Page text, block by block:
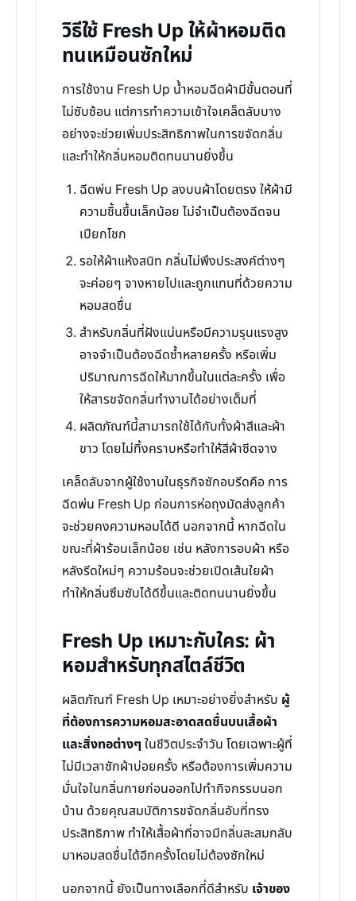
วิธีใช้ Fresh Up ให้ผ้าหอมติด
ทนเหมือนซักใหม่
การใช้งาน Fresh Up น้ำหอมฉีดผ้ามีขั้นตอนที่
ไม่ซับซ้อน แต่การทำความเข้าใจเคล็ดลับบาง
อย่างจะช่วยเพิ่มประสิทธิภาพในการขจัดกลิ่น
และทำให้กลิ่นหอมติดทนนานยิ่งขึ้น
ฉีดพ่น Fresh Up ลงบนผ้าโดยตรง ให้ผ้ามี
ความชื้นขึ้นเล็กน้อย ไม่จำเป็นต้องฉีดจน
เปียกโชก
รอให้ผ้าแห้งสนิท กลิ่นไม่พึงประสงค์ต่างๆ
จะค่อยๆ จางหายไปและถูกแทนที่ด้วยความ
หอมสดชื่น
สำหรับกลิ่นที่ฝังแน่นหรือมีความรุนแรงสูง
อาจจำเป็นต้องฉีดซ้ำหลายครั้ง หรือเพิ่ม
ปริมาณการฉีดให้มากขึ้นในแต่ละครั้ง เพื่อ
ให้สารขจัดกลิ่นทำงานได้อย่างเต็มที่
ผลิตภัณฑ์นี้สามารถใช้ได้กับทั้งผ้าสีและผ้า
ขาว โดยไม่ทิ้งคราบหรือทำให้สีผ้าซีดจาง
เคล็ดลับจากผู้ใช้งานในธุรกิจซักอบรีดคือ การ
ฉีดพ่น Fresh Up ก่อนการห่อถุงมัดส่งลูกค้า
จะช่วยคงความหอมได้ดี นอกจากนี้ หากฉีดใน
ขณะที่ผ้าร้อนเล็กน้อย เช่น หลังการอบผ้า หรือ
หลังรีดใหม่ๆ ความร้อนจะช่วยเปิดเส้นใยผ้า
ทำให้กลิ่นซึมซับได้ดีขึ้นและติดทนนานยิ่งขึ้น
Fresh Up เหมาะกับใคร: ผ้า
หอมสำหรับทุกสไตล์ชีวิต
ผลิตภัณฑ์ Fresh Up เหมาะอย่างยิ่งสำหรับ ผู้
ที่ต้องการความหอมสะอาดสดชื่นบนเสื้อผ้า
และสิ่งทอต่างๆ ในชีวิตประจำวัน โดยเฉพาะผู้ที่
ไม่มีเวลาซักผ้าบ่อยครั้ง หรือต้องการเพิ่มความ
มั่นใจในกลิ่นกายก่อนออกไปทำกิจกรรมนอก
บ้าน ด้วยคุณสมบัติการขจัดกลิ่นอับที่ทรง
ประสิทธิภาพ ทำให้เสื้อผ้าที่อาจมีกลิ่นสะสมกลับ
มาหอมสดชื่นได้อีกครั้งโดยไม่ต้องซักใหม่
นอกจากนี้ ยังเป็นทางเลือกที่ดีสำหรับ เจ้าของ